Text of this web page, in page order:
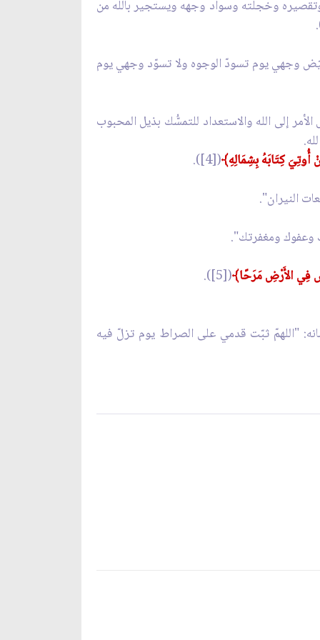
وخجلته وسواد وجهه ويستجير بالله من
بيّض وجهي يوم تسودّ الوجوه ولا تسوّد وجهي يوم
إلى الله والاستعداد للتمسُّك بذيل المحبوب
أُوتِيَ كِتَابَهُ بِشِمَالِهِ﴾([4]).
النيران".
وعفوك ومغفرتك".
فِي الأَرْضِ مَرَحًا﴾([5]).
"اللهمّ ثبّت قدمي على الصراط يوم تزلّ فيه